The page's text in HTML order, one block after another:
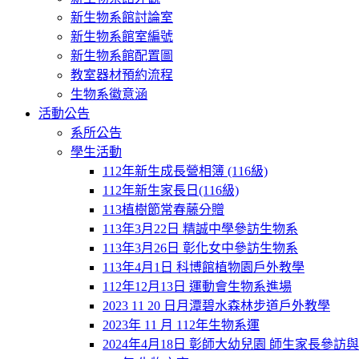
新生物系館討論室
新生物系館室編號
新生物系館配置圖
教室器材預約流程
生物系徽意涵
活動公告
系所公告
學生活動
112年新生成長營相簿 (116級)
112年新生家長日(116級)
113植樹節常春藤分贈
113年3月22日 精誠中學參訪生物系
113年3月26日 彰化女中參訪生物系
113年4月1日 科博館植物園戶外教學
112年12月13日 運動會生物系進場
2023 11 20 日月潭碧水森林步道戶外教學
2023年 11 月 112年生物系運
2024年4月18日 彰師大幼兒園 師生家長參訪